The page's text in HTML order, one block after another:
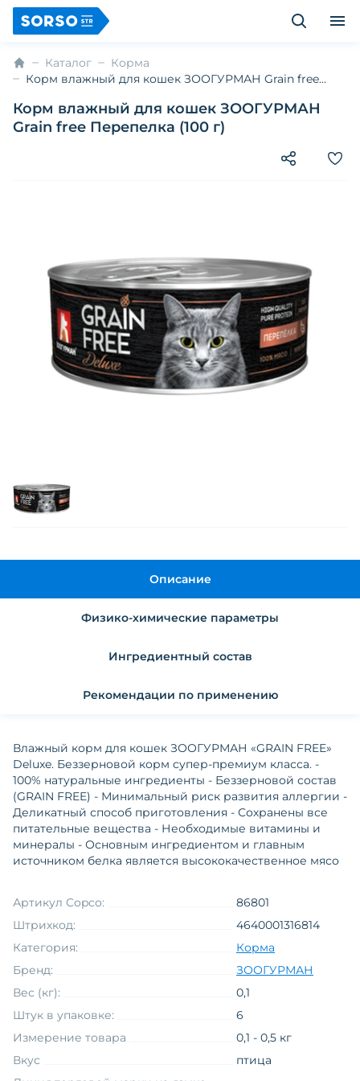
Каталог
Корма
Корм влажный для кошек ЗООГУРМАН Grain free
Корм влажный для кошек ЗООГУРМАН
Grain free Перепелка (100 г)
Описание
Физико-химические параметры
Ингредиентный состав
Рекомендации по применению
Влажный корм для кошек ЗООГУРМАН «GRAIN FREE»
Deluxe. Беззерновой корм супер-премиум класса. -
100% натуральные ингредиенты - Беззерновой состав
(GRAIN FREE) - Минимальный риск развития аллергии -
Деликатный способ приготовления - Сохранены все
питательные вещества - Необходимые витамины и
минералы - Основным ингредиентом и главным
источником белка является высококачественное мясо
Артикул Copco:
86801
Штрихкод:
4640001316814
Категория:
Корма
Бренд:
ЗООГУРМАН
Вес (кг):
0,1
Штук в упаковке:
6
Измерение товара
0,1 - 0,5 кг
Вкус
птица